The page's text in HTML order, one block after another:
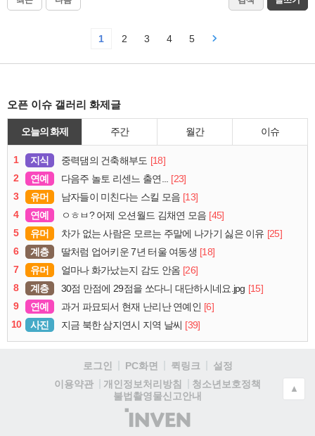
1 2 3 4 5
오픈 이슈 갤러리 화제글
오늘의 화제 주간 월간 이슈
1 지식 중력댐의 건축해부도 [18]
2
연예 다음주 놀토 리센느 출연... [23]
3
유머 남자들이 미친다는 스킬 모음 [13]
4
연예 ㅇㅎㅂ? 어제 오션월드 김채연 모음 [45]
5
유머 차가 없는 사람은 모르는 주말에 나가기 싫은 이유 [25]
6
계층 딸처럼 업어키운 7년 터울 여동생 [18]
7
유머 얼마나 화가났는지 감도 안옴 [26]
8
계층 30점 만점에 29점을 쏘다니 대단하시네요.jpg [15]
9
연예 과거 파묘되서 현재 난리난 연예인 [6]
10
사진 지금 북한 삼지연시 지역 날씨 [39]
로그인 PC화면 퀵링크
설정
이용약관
개인정보처리방침
청소년보호정책
불법촬영물신고안내
(주)
인
▲